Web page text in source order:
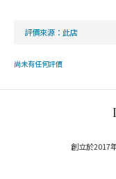
尚未有任何評價
創立於2017